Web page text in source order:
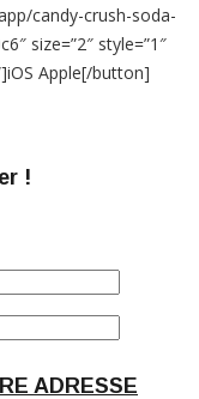
candy-crush-soda-
size=”2″ style=”1″
Apple[/button]
!
ADRESSE